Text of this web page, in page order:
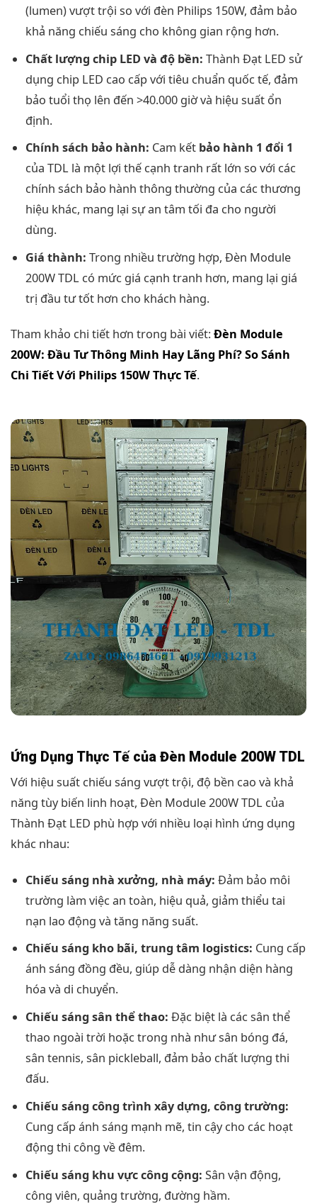
(lumen) vượt trội so với đèn Philips 150W, đảm bảo
khả năng chiếu sáng cho không gian rộng hơn.
Chất lượng chip LED và độ bền: Thành Đạt LED sử
dụng chip LED cao cấp với tiêu chuẩn quốc tế, đảm
bảo tuổi thọ lên đến >40.000 giờ và hiệu suất ổn
định.
Chính sách bảo hành: Cam kết bảo hành 1 đổi 1
của TDL là một lợi thế cạnh tranh rất lớn so với các
chính sách bảo hành thông thường của các thương
hiệu khác, mang lại sự an tâm tối đa cho người
dùng.
Giá thành: Trong nhiều trường hợp, Đèn Module
200W TDL có mức giá cạnh tranh hơn, mang lại giá
trị đầu tư tốt hơn cho khách hàng.
Tham khảo chi tiết hơn trong bài viết: Đèn Module
200W: Đầu Tư Thông Minh Hay Lãng Phí? So Sánh
Chi Tiết Với Philips 150W Thực Tế.
Ứng Dụng Thực Tế của Đèn Module 200W TDL
Với hiệu suất chiếu sáng vượt trội, độ bền cao và khả
năng tùy biến linh hoạt, Đèn Module 200W TDL của
Thành Đạt LED phù hợp với nhiều loại hình ứng dụng
khác nhau:
Chiếu sáng nhà xưởng, nhà máy: Đảm bảo môi
trường làm việc an toàn, hiệu quả, giảm thiểu tai
nạn lao động và tăng năng suất.
Chiếu sáng kho bãi, trung tâm logistics: Cung cấp
ánh sáng đồng đều, giúp dễ dàng nhận diện hàng
hóa và di chuyển.
Chiếu sáng sân thể thao: Đặc biệt là các sân thể
thao ngoài trời hoặc trong nhà như sân bóng đá,
sân tennis, sân pickleball, đảm bảo chất lượng thi
đấu.
Chiếu sáng công trình xây dựng, công trường:
Cung cấp ánh sáng mạnh mẽ, tin cậy cho các hoạt
động thi công về đêm.
Chiếu sáng khu vực công cộng: Sân vận động,
công viên, quảng trường, đường hầm.